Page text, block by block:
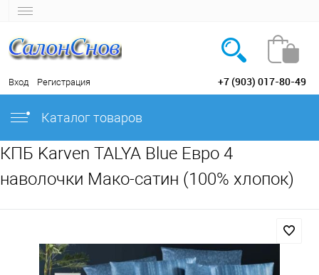
Вход Регистрация +7 (903) 017-80-49
Каталог товаров
КПБ Karven TALYA Blue Евро 4
наволочки Мако-сатин (100% хлопок)